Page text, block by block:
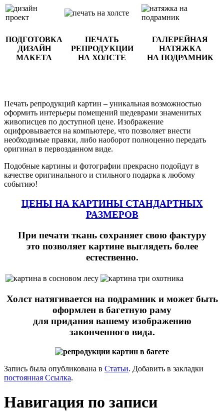
ПОДГОТОВКА
ДИЗАЙН
МАКЕТА
ПЕЧАТЬ
РЕПРОДУКЦИИ
НА ХОЛСТЕ
ГАЛЕРЕЙНАЯ
НАТЯЖКА
НА ПОДРАМНИК
Печать репродукций картин – уникальная возможностью
оформить интерьеры помещений шедеврами знаменитых
живописцев по доступной цене. Изображение
оцифровывается на компьютере, что позволяет внести
необходимые правки, либо наоборот полноценно передать
оригинал в первозданном виде.
Подобные картины и фотографии прекрасно подойдут в
качестве оригинального и стильного подарка к любому
событию!
ЦЕНЫ НА КАРТИНЫ СТАНДАРТНЫХ
РАЗМЕРОВ
При печати ткань сохраняет свою фактуру
это позволяет картине выглядеть более
естественно.
Холст натягивается на подрамник и может быть
оформлен в багетную раму
для придания вашему изображению
законченного вида.
Запись была опубликована в Статьи. Добавить в закладки
постоянная Ссылка.
Навигация по записи